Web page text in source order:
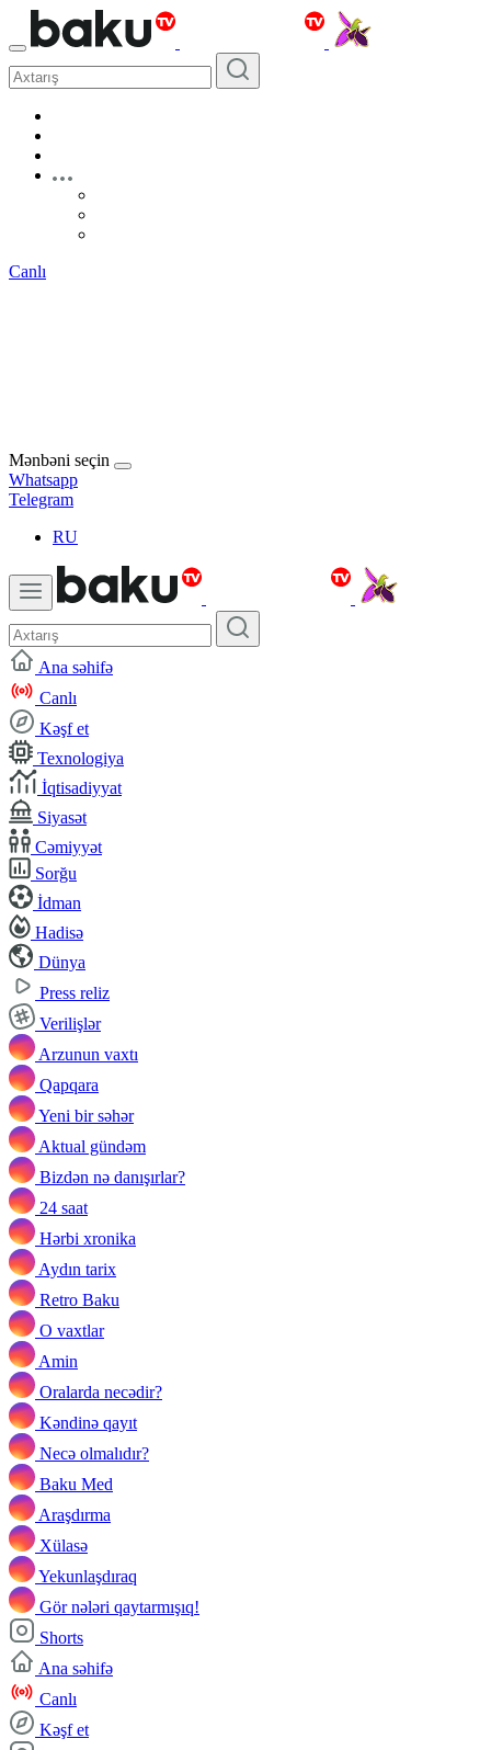
Canlı
Mənbəni seçin
Whatsapp
Telegram
RU
Ana səhifə
Canlı
Kəşf et
Texnologiya
İqtisadiyyat
Siyasət
Cəmiyyət
Sorğu
İdman
Hadisə
Dünya
Press reliz
Verilişlər
Arzunun vaxtı
Qapqara
Yeni bir səhər
Aktual gündəm
Bizdən nə danışırlar?
24 saat
Hərbi xronika
Aydın tarix
Retro Baku
O vaxtlar
Amin
Oralarda necədir?
Kəndinə qayıt
Necə olmalıdır?
Baku Med
Araşdırma
Xülasə
Yekunlaşdıraq
Gör nələri qaytarmışıq!
Shorts
Ana səhifə
Canlı
Kəşf et